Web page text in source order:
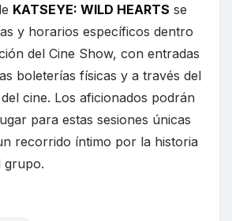
KATSEYE: WILD HEARTS se
y horarios específicos dentro
del Cine Show, con entradas
boleterías físicas y a través del
cine. Los aficionados podrán
para estas sesiones únicas
recorrido íntimo por la historia
grupo.